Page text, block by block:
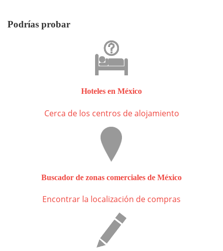
Podrías probar
Hoteles en México
Cerca de los centros de alojamiento
Buscador de zonas comerciales de México
Encontrar la localización de compras